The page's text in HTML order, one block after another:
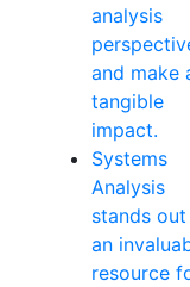
analysis
and make
tangible
impact.
Systems
Analysis
stands out
an
resource